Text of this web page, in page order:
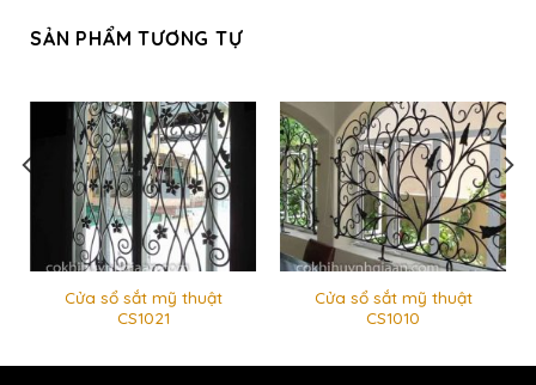
SẢN PHẨM TƯƠNG TỰ
Cửa sổ sắt mỹ thuật
CS1021
Cửa sổ sắt mỹ thuật
CS1010